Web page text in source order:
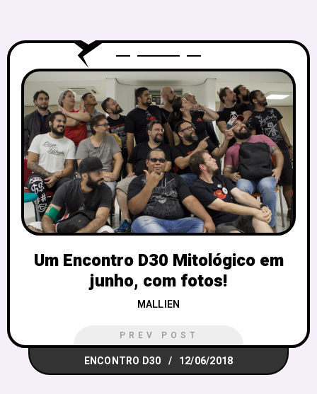
Um Encontro D30 Mitológico em
junho, com fotos!
MALLIEN
PREV POST
ENCONTRO D30 12/06/2018